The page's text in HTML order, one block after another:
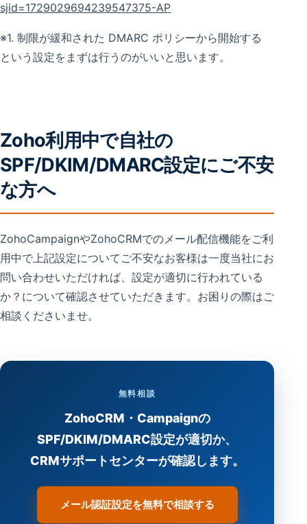
sjid=1729029694239547375-AP
※1. 制限が緩和された DMARC ポリシーから開始する
という設定をまずは行うのがいいと思います。
Zoho利用中で自社の
SPF/DKIM/DMARC設定にご不安
な方へ
ZohoCampaignやZohoCRMでのメール配信機能をご利
用中で上記設定についてご不安なお客様は一度当社にお
問い合わせいただければ、設定が適切に行われている
か？について確認させていただきます。お困りの際はご
相談くださいませ。
無料相談
ZohoCRM・Campaignの
SPF/DKIM/DMARC設定が適切か、
CRMサポートセンターが確認します。
メール認証設定を無料で相談する